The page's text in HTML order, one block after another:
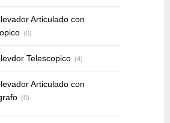
Articulado con
(0)
Telescopico (4)
Articulado con
(0)